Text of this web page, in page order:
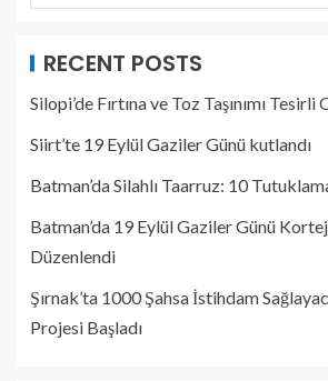
RECENT POSTS
Silopi’de Fırtına ve Toz Taşınımı Tesirli
Siirt’te 19 Eylül Gaziler Günü kutlandı
Batman’da Silahlı Taarruz: 10
Batman’da 19 Eylül Gaziler Günü
Düzenlendi
Şırnak’ta 1000 Şahsa İstihdam
Projesi Başladı